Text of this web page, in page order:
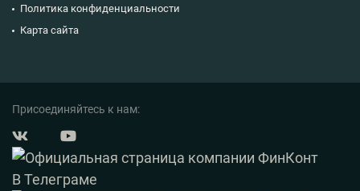
Политика конфиденциальности
Карта сайта
Присоединяйтесь к нам: